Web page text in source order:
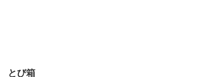
とび箱